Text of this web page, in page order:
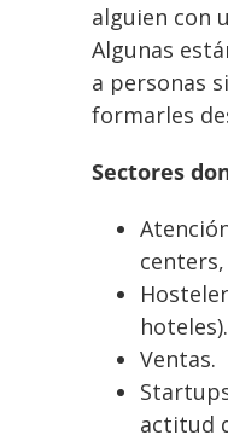
alguien con
Algunas
a personas
formarles
Sectores
hoteles).
Ventas.
actitud